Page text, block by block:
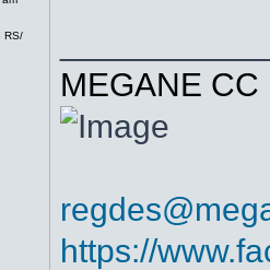
RS/
MEGANE
https://